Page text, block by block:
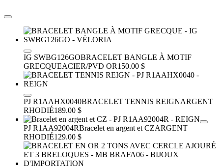
IG SWBG126GOBRACELET BANGLE À MOTIF
GRECQUEACIER/PVD OR150.00 $
PJ R1AAHX0040BRACELET TENNIS REIGNARGENT
RHODIÉ189.00 $
PJ R1AA92004RBracelet en argent et CZARGENT
RHODIÉ129.00 $